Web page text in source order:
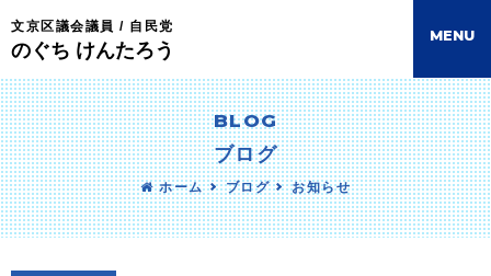
文京区議会議員 / 自民党
のぐち けんたろう
MENU
BLOG
ブログ
ホーム ブログ お知らせ